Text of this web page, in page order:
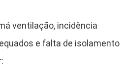
ventilação, incidência
e falta de isolamento